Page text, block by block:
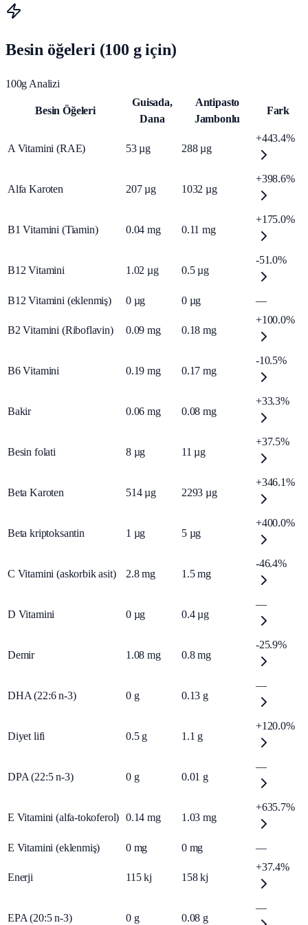
Besin öğeleri (100 g için)
100g Analizi
Besin Öğeleri
Guisada,
Dana
Antipasto
Jambonlu
Fark
A Vitamini (RAE) 53 µg 288 µg
+443.4%
Alfa Karoten 207 µg 1032 µg
+398.6%
B1 Vitamini (Tiamin) 0.04 mg 0.11 mg
+175.0%
B12 Vitamini 1.02 µg 0.5 µg
-51.0%
B12 Vitamini (eklenmiş) 0 µg 0 µg —
B2 Vitamini (Riboflavin) 0.09 mg 0.18 mg
+100.0%
B6 Vitamini 0.19 mg 0.17 mg
-10.5%
Bakir 0.06 mg 0.08 mg
+33.3%
Besin folati 8 µg 11 µg
+37.5%
Beta Karoten 514 µg 2293 µg
+346.1%
Beta kriptoksantin 1 µg 5 µg
+400.0%
C Vitamini (askorbik asit) 2.8 mg 1.5 mg
-46.4%
D Vitamini 0 µg 0.4 µg
—
Demir 1.08 mg 0.8 mg
-25.9%
DHA (22:6 n-3) 0 g 0.13 g
—
Diyet lifi 0.5 g 1.1 g
+120.0%
DPA (22:5 n-3) 0 g 0.01 g
—
E Vitamini (alfa-tokoferol) 0.14 mg 1.03 mg
+635.7%
E Vitamini (eklenmiş) 0 mg 0 mg —
Enerji 115 kj 158 kj
+37.4%
EPA (20:5 n-3) 0 g 0.08 g
—